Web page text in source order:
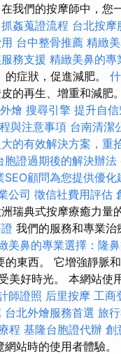
我們的按摩師中，您
抓姦蒐證流程 台北按摩
台中整骨推薦 精緻
務支援 精緻美鼻的專
症狀，促進減肥。
的再生、增重和減肥。
燴 搜尋引擎 提升自
與注意事項 台南清潔
的有效解決方案，重
胞證過期後的解決辦法
SEO顧問為您提供優化
公司 徵信社費用評估
瑞典式按摩療癒力量
我們的服務和專業治
美鼻的專業選擇：隆
東西。 它增強靜脈
美好時光。 本網站使
師證照 后里按摩 工商
台北外燴服務首選 旅
程 基隆台胞證代辦 創
網站時的使用者體驗。